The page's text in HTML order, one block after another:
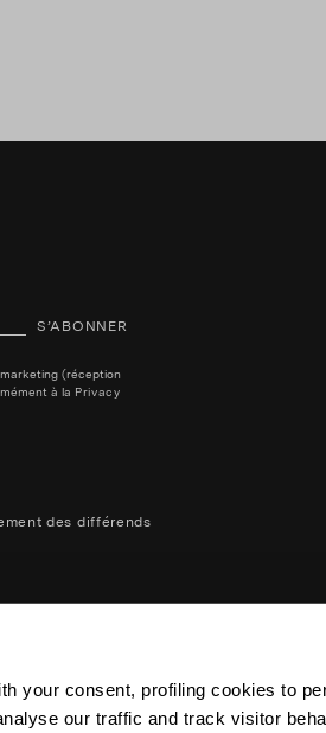
your consent, profiling cookies to
our traffic and track visitor
S’ABONNER
(réception
à la Privacy
des différends